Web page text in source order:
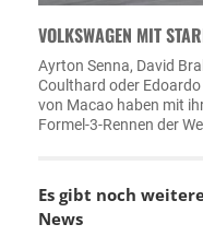
VOLKSWAGEN MIT
Ayrton Senna, David
Coulthard oder
von Macao haben mit
Formel-3-Rennen der
Es gibt noch
News